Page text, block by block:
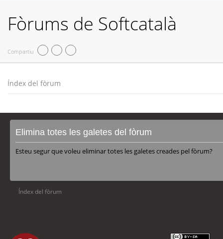
Fòrums de Softcatalà
Compartiu
Índex del fòrum
Elimina totes les galetes del fòrum
Esteu segur que voleu eliminar totes les galetes creades pel fòrum?
Índex del fòrum